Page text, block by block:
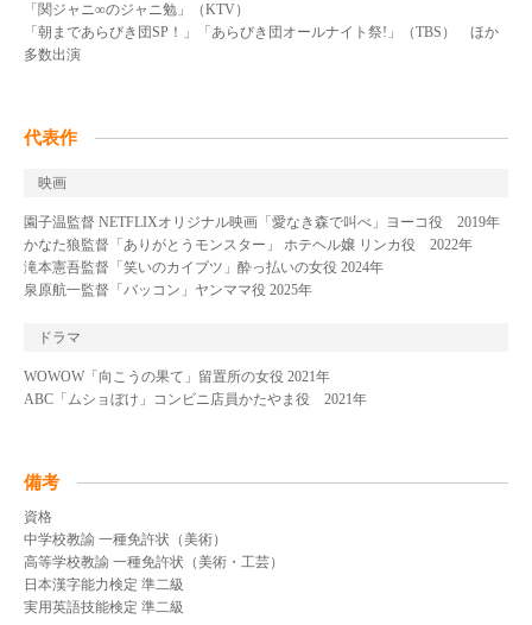
「関ジャニ∞のジャニ勉」（KTV）
「朝まであらびき団SP！」「あらびき団オールナイト祭!」（TBS） ほか
多数出演
代表作
映画
園子温監督 NETFLIXオリジナル映画「愛なき森で叫べ」ヨーコ役 2019年
かなた狼監督「ありがとうモンスター」 ホテヘル嬢 リンカ役 2022年
滝本憲吾監督「笑いのカイブツ」酔っ払いの女役 2024年
泉原航一監督「バッコン」ヤンママ役 2025年
ドラマ
WOWOW「向こうの果て」留置所の女役 2021年
ABC「ムショぼけ」コンビニ店員かたやま役 2021年
備考
資格
中学校教諭 一種免許状（美術）
高等学校教諭 一種免許状（美術・工芸）
日本漢字能力検定 準二級
実用英語技能検定 準二級